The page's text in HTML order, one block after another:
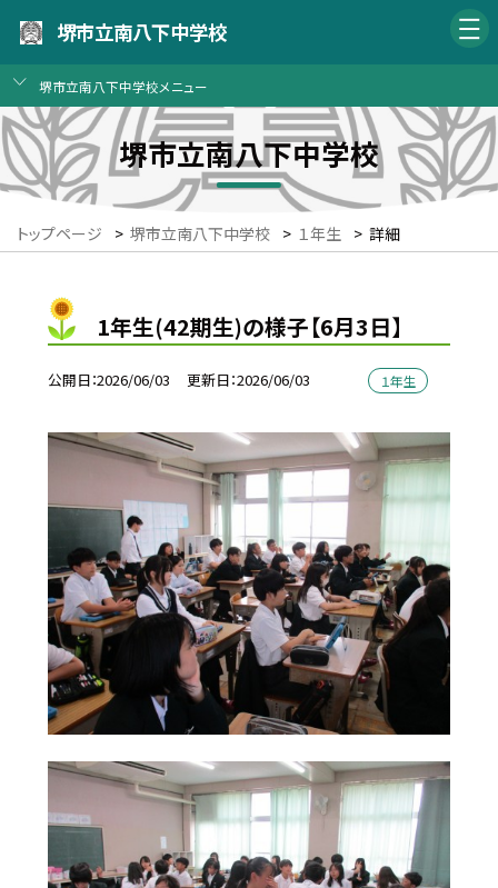
堺市立南八下中学校
堺市立南八下中学校メニュー
堺市立南八下中学校
トップページ > 堺市立南八下中学校 > １年生 > 詳細
1年生(42期生)の様子【6月3日】
公開日 2026/06/03 更新日 2026/06/03 １年生